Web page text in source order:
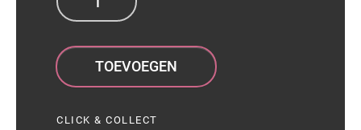
TOEVOEGEN
CLICK & COLLECT